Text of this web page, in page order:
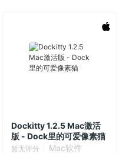
Dockitty 1.2.5 Mac激活
版 - Dock里的可爱像素猫
暂无评分 Mac软件